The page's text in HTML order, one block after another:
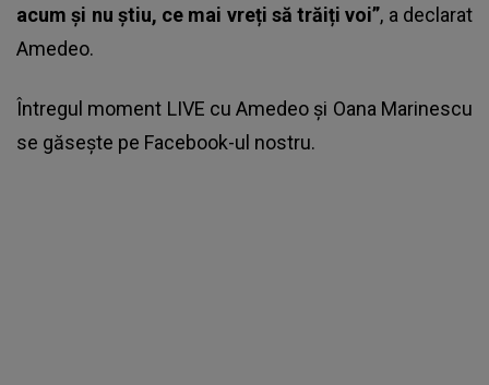
acum și nu știu, ce mai vreți să trăiți voi”, a declarat
Amedeo.
Întregul moment LIVE cu Amedeo și Oana Marinescu
se găsește pe Facebook-ul nostru.